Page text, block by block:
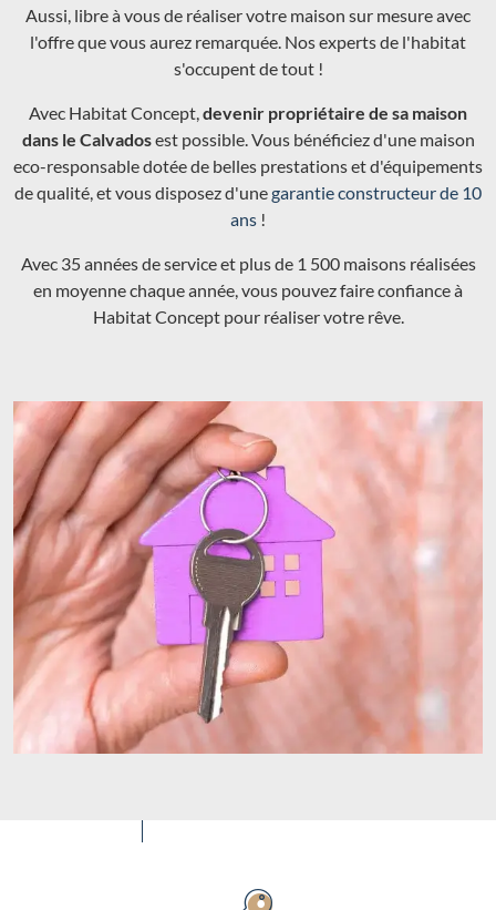
Aussi, libre à vous de réaliser votre maison sur mesure avec
l'offre que vous aurez remarquée. Nos experts de l'habitat
s'occupent de tout !
Avec Habitat Concept,devenir propriétaire de sa maison
dans le Calvadosest possible. Vous bénéficiez d'une maison
eco-responsable dotée de belles prestations et d'équipements
de qualité, et vous disposez d'unegarantie constructeur de 10
ans !
Avec 35 années de service et plus de 1 500 maisons réalisées
en moyenne chaque année, vous pouvez faire confiance à
Habitat Concept pour réaliser votre rêve.